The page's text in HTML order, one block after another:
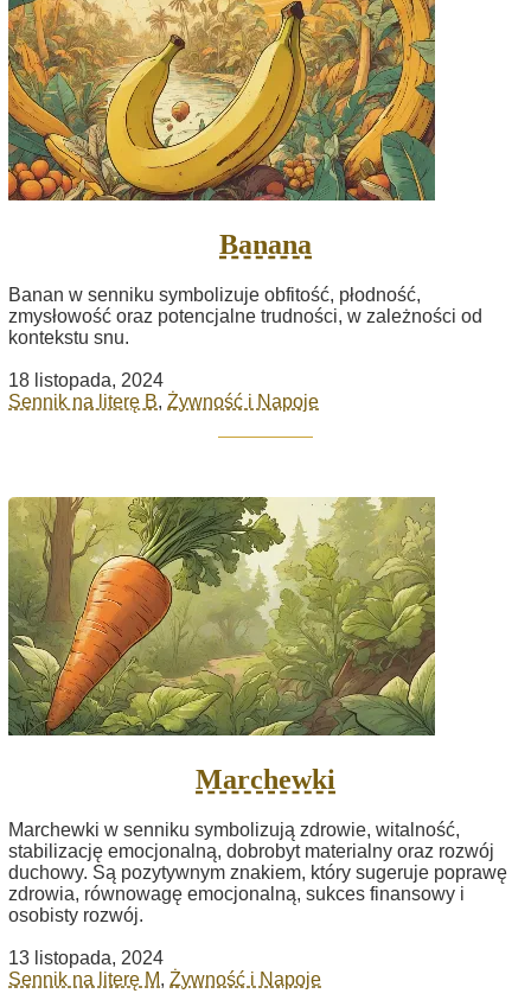
Banana
Banan w senniku symbolizuje obfitość, płodność,
zmysłowość oraz potencjalne trudności, w zależności od
kontekstu snu.
18 listopada, 2024
Sennik na literę B, Żywność i Napoje
Marchewki
Marchewki w senniku symbolizują zdrowie, witalność,
stabilizację emocjonalną, dobrobyt materialny oraz rozwój
duchowy. Są pozytywnym znakiem, który sugeruje poprawę
zdrowia, równowagę emocjonalną, sukces finansowy i
osobisty rozwój.
13 listopada, 2024
Sennik na literę M, Żywność i Napoje